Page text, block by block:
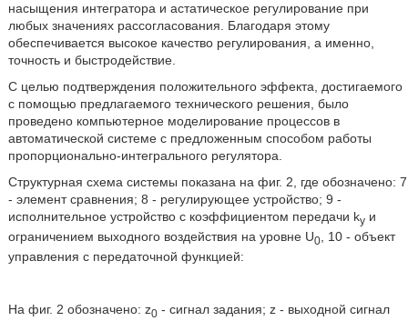
насыщения интегратора и астатическое регулирование при
любых значениях рассогласования. Благодаря этому
обеспечивается высокое качество регулирования, а именно,
точность и быстродействие.
С целью подтверждения положительного эффекта, достигаемого
с помощью предлагаемого технического решения, было
проведено компьютерное моделирование процессов в
автоматической системе с предложенным способом работы
пропорционально-интегрального регулятора.
Структурная схема системы показана на фиг. 2, где обозначено: 7
- элемент сравнения; 8 - регулирующее устройство; 9 -
исполнительное устройство с коэффициентом передачи kуи
ограничением выходного воздействия на уровне U0, 10 - объект
управления с передаточной функцией:
На фиг. 2 обозначено: z0- сигнал задания; z - выходной сигнал